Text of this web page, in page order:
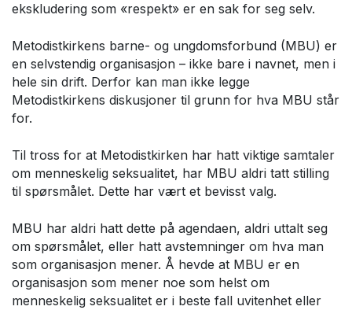
ekskludering som «respekt» er en sak for seg selv.
Metodistkirkens barne- og ungdomsforbund (MBU) er
en selvstendig organisasjon – ikke bare i navnet, men i
hele sin drift. Derfor kan man ikke legge
Metodistkirkens diskusjoner til grunn for hva MBU står
for.
Til tross for at Metodistkirken har hatt viktige samtaler
om menneskelig seksualitet, har MBU aldri tatt stilling
til spørsmålet. Dette har vært et bevisst valg.
MBU har aldri hatt dette på agendaen, aldri uttalt seg
om spørsmålet, eller hatt avstemninger om hva man
som organisasjon mener. Å hevde at MBU er en
organisasjon som mener noe som helst om
menneskelig seksualitet er i beste fall uvitenhet eller